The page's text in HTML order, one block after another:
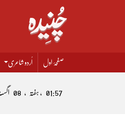
صفحۂ اول اُردو شاعری
01:57 , ہفتہ , 08 اگست , 2026